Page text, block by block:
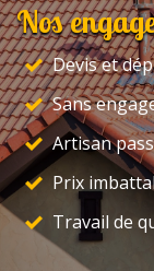
Nos
Devis et
Sans
Artisan
Prix
Travail de